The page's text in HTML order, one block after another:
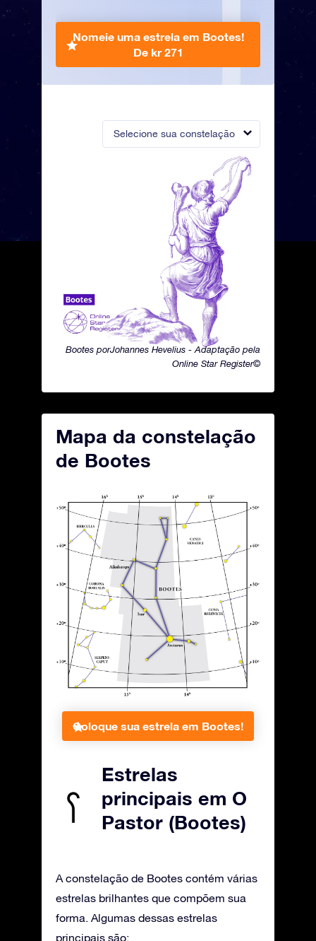
Selecione sua constelação
Bootes porJohannes Hevelius - Adaptação pela
Online Star Register©
Nomeie uma estrela em Bootes!
De kr 271
Mapa da constelação
de Bootes
Coloque sua estrela em Bootes!
Estrelas
principais em O
Pastor (Bootes)
A constelação de Bootes contém várias
estrelas brilhantes que compõem sua
forma. Algumas dessas estrelas
principais são: